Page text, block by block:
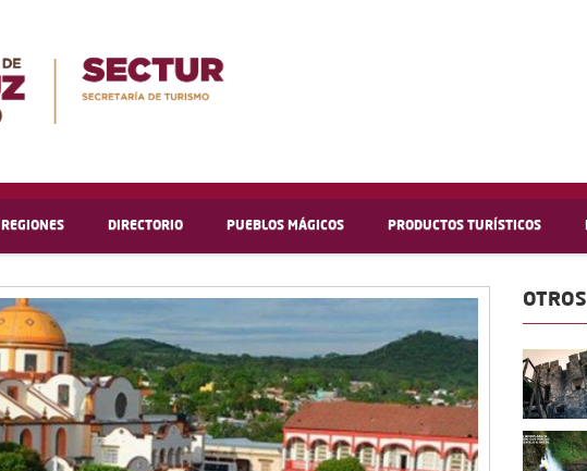
REGIONES DIRECTORIO PUEBLOS MÁGICOS PRODUCTOS TURÍSTICOS
OTROS